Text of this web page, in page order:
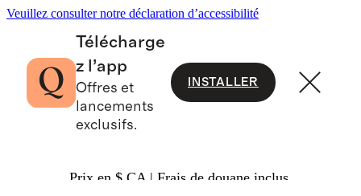
Veuillez consulter notre déclaration d’accessibilité
Télécharge
z l’app
Offres et
lancements
exclusifs.
INSTALLER
Prix en $ CA | Frais de douane inclus.